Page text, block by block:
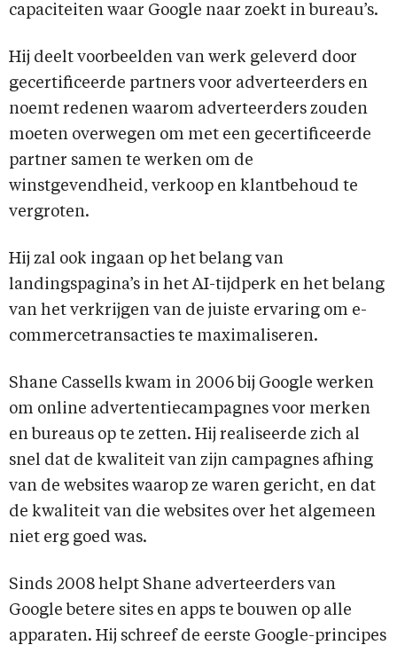
capaciteiten waar Google naar zoekt in bureau’s.
Hij deelt voorbeelden van werk geleverd door
gecertificeerde partners voor adverteerders en
noemt redenen waarom adverteerders zouden
moeten overwegen om met een gecertificeerde
partner samen te werken om de
winstgevendheid, verkoop en klantbehoud te
vergroten.
Hij zal ook ingaan op het belang van
landingspagina’s in het AI-tijdperk en het belang
van het verkrijgen van de juiste ervaring om e-
commercetransacties te maximaliseren.
Shane Cassells kwam in 2006 bij Google werken
om online advertentiecampagnes voor merken
en bureaus op te zetten. Hij realiseerde zich al
snel dat de kwaliteit van zijn campagnes afhing
van de websites waarop ze waren gericht, en dat
de kwaliteit van die websites over het algemeen
niet erg goed was.
Sinds 2008 helpt Shane adverteerders van
Google betere sites en apps te bouwen op alle
apparaten. Hij schreef de eerste Google-principes